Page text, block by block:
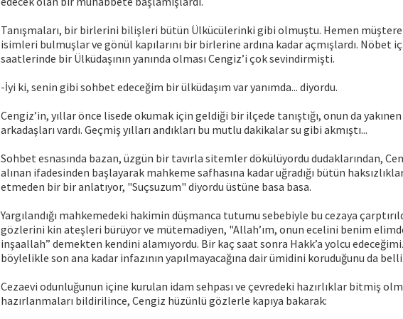
Tanışmaları, bir birlerini bilişleri bütün Ülkücülerinki gibi olmuştu. Hemen
isimleri bulmuşlar ve gönül kapılarını bir birlerine ardına kadar açmışlardı. Nöbet
saatlerinde bir Ülküdaşının yanında olması Cengiz’i çok sevindirmişti.
-İyi ki, senin gibi sohbet edeceğim bir ülküdaşım var yanımda... diyordu.
Cengiz’in, yıllar önce lisede okumak için geldiği bir ilçede tanıştığı, onun da yakınen
arkadaşları vardı. Geçmiş yılları andıkları bu mutlu dakikalar su gibi akmıştı...
Sohbet esnasında bazan, üzgün bir tavırla sitemler dökülüyordu dudaklarından,
alınan ifadesinden başlayarak mahkeme safhasına kadar uğradığı bütün
etmeden bir bir anlatıyor, "Suçsuzum" diyordu üstüne basa basa.
Yargılandığı mahkemedeki hakimin düşmanca tutumu sebebiyle bu cezaya
gözlerini kin ateşleri bürüyor ve mütemadiyen, "Allah’ım, onun ecelini benim
inşaallah” demekten kendini alamıyordu. Bir kaç saat sonra Hakk’a yolcu
böylelikle son ana kadar infazının yapılmayacağına dair ümidini koruduğunu da
Cezaevi odunluğunun içine kurulan idam sehpası ve çevredeki hazırlıklar bitmiş
hazırlanmaları bildirilince, Cengiz hüzünlü gözlerle kapıya bakarak: